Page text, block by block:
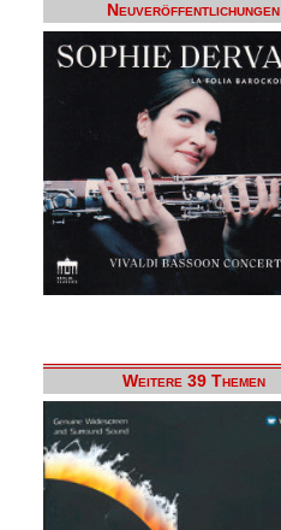
Neuveröffentlichungen
Weitere 39 Themen